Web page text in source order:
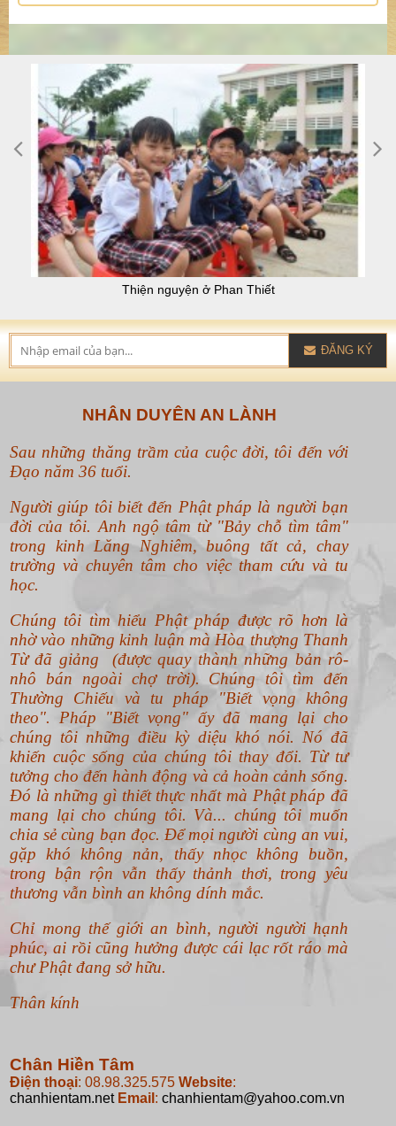
Thiện nguyện Tây nguyên cuối năm 2016
ĐĂNG KÝ
NHÂN DUYÊN AN LÀNH
Sau những thăng trầm của cuộc đời, tôi đến với
Đạo năm 36 tuổi.
Người giúp tôi biết đến Phật pháp là người bạn
đời của tôi. Anh ngộ tâm từ "Bảy chỗ tìm tâm"
trong kinh Lăng Nghiêm, buông tất cả, chay
trường và chuyên tâm cho việc tham cứu và tu
học.
Chúng tôi tìm hiểu Phật pháp được rõ hơn là
nhờ vào những kinh luận mà Hòa thượng Thanh
Từ đã giảng (được quay thành những bản rô-
nhô bán ngoài chợ trời). Chúng tôi tìm đến
Thường Chiếu và tu pháp "Biết vọng không
theo". Pháp "Biết vọng" ấy đã mang lại cho
chúng tôi những điều kỳ diệu khó nói. Nó đã
khiến cuộc sống của chúng tôi thay đổi. Từ tư
tưởng cho đến hành động và cả hoàn cảnh sống.
Đó là những gì thiết thực nhất mà Phật pháp đã
mang lại cho chúng tôi. Và... chúng tôi muốn
chia sẻ cùng bạn đọc. Để mọi người cùng an vui,
gặp khó không nản, thấy nhọc không buồn,
trong bận rộn vẫn thấy thảnh thơi, trong yêu
thương vẫn bình an không dính mắc.
Chỉ mong thế giới an bình, người người hạnh
phúc, ai rồi cũng hưởng được cái lạc rốt ráo mà
chư Phật đang sở hữu.
Thân kính
Chân Hiền Tâm
Điện thoại: 08.98.325.575 Website:
chanhientam.net Email : chanhientam@yahoo.com.vn